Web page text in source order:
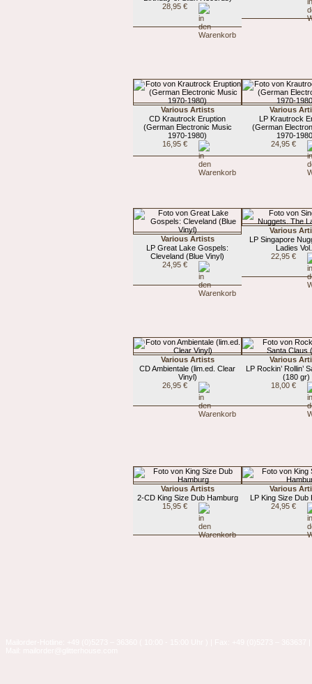
28,95 €
Various Artists
CD Krautrock Eruption
(German Electronic Music
1970-1980)
16,95 €
Various
LP Krautrock
(German
1970-
24,95 €
Various Artists
LP Great Lake Gospels:
Cleveland (Blue Vinyl)
24,95 €
Various
LP Singapore
Ladies
22,95 €
Various Artists
CD Ambientale (lim.ed. Clear
Vinyl)
26,95 €
Various
LP Rockin’ Rollin’
(180 gr)
18,00 €
Various Artists
2-CD King Size Dub Hamburg
15,95 €
Various
LP King Size Dub
24,95 €